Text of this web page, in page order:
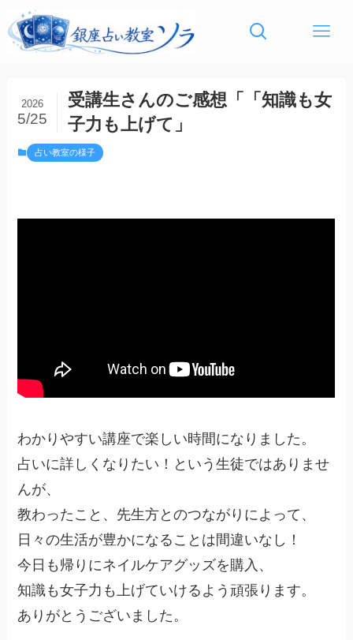
受講生さんのご感想「「知識も女
子力も上げて」
2026
5/25
占い教室の様子
わかりやすい講座で楽しい時間になりました。
占いに詳しくなりたい！という生徒ではありませ
んが、
教わったこと、先生方とのつながりによって、
日々の生活が豊かになることは間違いなし！
今日も帰りにネイルケアグッズを購入、
知識も女子力も上げていけるよう頑張ります。
ありがとうございました。